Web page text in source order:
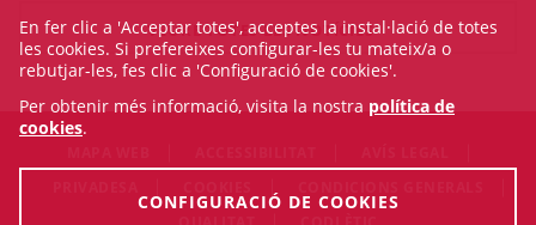
VEURE TOTES LES NOTÍCIES
En fer clic a 'Acceptar totes', acceptes la instal·lació de totes
les cookies. Si prefereixes configurar-les tu mateix/a o
rebutjar-les, fes clic a 'Configuració de cookies'.
Per obtenir més informació, visita la nostra política de
cookies.
CONFIGURACIÓ DE COOKIES